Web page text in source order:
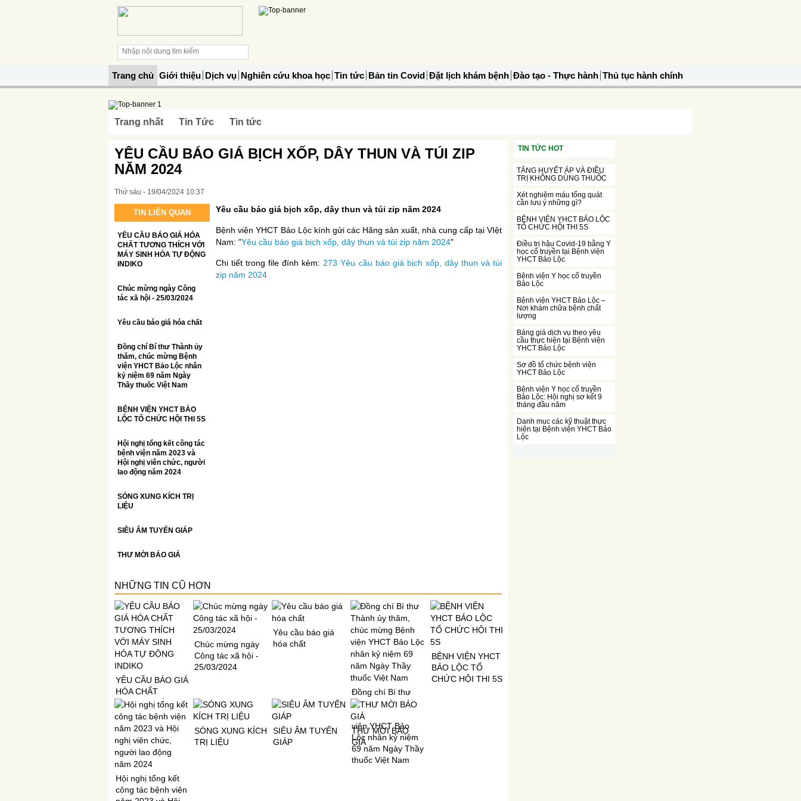
Trang chủ Giới thiệu Dịch vụ Nghiên cứu khoa học Tin tức Bản tin Covid Đặt lịch khám bệnh Đào tạo - Thực hành Thủ tục hành chính
Trang nhất Tin Tức Tin tức
YÊU CẦU BÁO GIÁ BỊCH XỐP, DÂY THUN VÀ TÚI ZIP
NĂM 2024
Thứ sáu - 19/04/2024 10:37
TIN LIÊN QUAN
YÊU CẦU BÁO GIÁ HÓA
CHẤT TƯƠNG THÍCH VỚI
MÁY SINH HÓA TỰ ĐỘNG
INDIKO
Chúc mừng ngày Công
tác xã hội - 25/03/2024
Yêu cầu báo giá hóa chất
Đồng chí Bí thư Thành ủy
thăm, chúc mừng Bệnh
viện YHCT Bảo Lộc nhân
kỷ niệm 69 năm Ngày
Thầy thuốc Việt Nam
BỆNH VIỆN YHCT BẢO
LỘC TỔ CHỨC HỘI THI 5S
Hội nghị tổng kết công tác
bệnh viện năm 2023 và
Hội nghị viên chức, người
lao động năm 2024
SÓNG XUNG KÍCH TRỊ
LIỆU
SIÊU ÂM TUYẾN GIÁP
THƯ MỜI BÁO GIÁ
Yêu cầu báo giá bịch xốp, dây thun và túi zip năm 2024
Bệnh viện YHCT Bảo Lộc kính gửi các Hãng sản xuất, nhà cung cấp tại VIệt
Nam: "Yêu cầu báo giá bịch xốp, dây thun và túi zip năm 2024"
Chi tiết trong file đính kèm: 273 Yêu cầu báo giá bịch xốp, dây thun và túi
zip năm 2024
NHỮNG TIN CŨ HƠN
YÊU CẦU BÁO GIÁ
HÓA CHẤT
TƯƠNG THÍCH
VỚI MÁY SINH
HÓA TỰ ĐỘNG
INDIKO
Chúc mừng ngày
Công tác xã hội -
25/03/2024
Yêu cầu báo giá
hóa chất
Đồng chí Bí thư
Thành ủy thăm,
chúc mừng Bệnh
viện YHCT Bảo
Lộc nhân kỷ niệm
69 năm Ngày Thầy
thuốc Việt Nam
BỆNH VIỆN YHCT
BẢO LỘC TỔ
CHỨC HỘI THI 5S
Hội nghị tổng kết
công tác bệnh viện
SÓNG XUNG KÍCH
TRỊ LIỆU
SIÊU ÂM TUYẾN
GIÁP
THƯ MỜI BÁO
GIÁ
TIN TỨC HOT
TĂNG HUYẾT ÁP VÀ ĐIỀU
TRỊ KHÔNG DÙNG THUỐC
Xét nghiệm máu tổng quát
cần lưu ý những gì?
BỆNH VIỆN YHCT BẢO LỘC
TỔ CHỨC HỘI THI 5S
Điều trị hậu Covid-19 bằng Y
học cổ truyền tại Bệnh viện
YHCT Bảo Lộc
Bệnh viện Y học cổ truyền
Bảo Lộc
Bệnh viện YHCT Bảo Lộc –
Nơi khám chữa bệnh chất
lượng
Bảng giá dịch vụ theo yêu
cầu thực hiện tại Bệnh viện
YHCT Bảo Lộc
Sơ đồ tổ chức bệnh viện
YHCT Bảo Lộc
Bệnh viện Y học cổ truyền
Bảo Lộc: Hội nghị sơ kết 9
tháng đầu năm
Danh mục các kỹ thuật thực
hiện tại Bệnh viện YHCT Bảo
Lộc